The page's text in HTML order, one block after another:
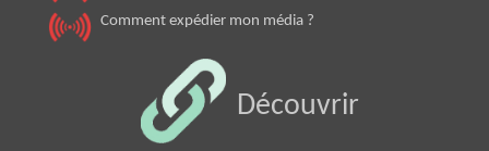
Comment expédier mon média ?
Découvrir